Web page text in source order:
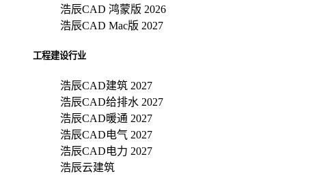
浩辰CAD 鸿蒙版 2026
浩辰CAD Mac版 2027
工程建设行业
浩辰CAD建筑 2027
浩辰CAD给排水 2027
浩辰CAD暖通 2027
浩辰CAD电气 2027
浩辰CAD电力 2027
浩辰云建筑